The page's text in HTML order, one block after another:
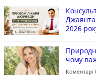
2026
чому